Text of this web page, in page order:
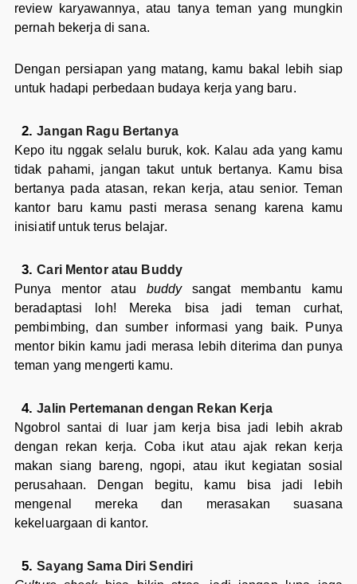
review karyawannya, atau tanya teman yang mungkin
pernah bekerja di sana.
Dengan persiapan yang matang, kamu bakal lebih siap
untuk hadapi perbedaan budaya kerja yang baru.
Jangan Ragu Bertanya
Kepo itu nggak selalu buruk, kok. Kalau ada yang kamu
tidak pahami, jangan takut untuk bertanya. Kamu bisa
bertanya pada atasan, rekan kerja, atau senior. Teman
kantor baru kamu pasti merasa senang karena kamu
inisiatif untuk terus belajar.
Cari Mentor atau Buddy
Punya mentor atau buddysangat membantu kamu
beradaptasi loh! Mereka bisa jadi teman curhat,
pembimbing, dan sumber informasi yang baik. Punya
mentor bikin kamu jadi merasa lebih diterima dan punya
teman yang mengerti kamu.
Jalin Pertemanan dengan Rekan Kerja
Ngobrol santai di luar jam kerja bisa jadi lebih akrab
dengan rekan kerja. Coba ikut atau ajak rekan kerja
makan siang bareng, ngopi, atau ikut kegiatan sosial
perusahaan. Dengan begitu, kamu bisa jadi lebih
mengenal mereka dan merasakan suasana
kekeluargaan di kantor.
Sayang Sama Diri Sendiri